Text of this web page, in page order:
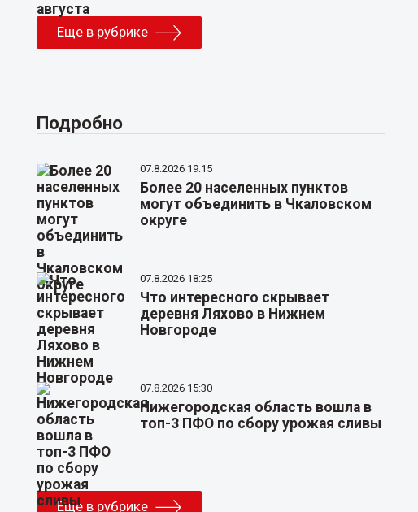
Еще в рубрике
Подробно
07.8.2026 19:15
Более 20 населенных пунктов
могут объединить в Чкаловском
округе
07.8.2026 18:25
Что интересного скрывает
деревня Ляхово в Нижнем
Новгороде
07.8.2026 15:30
Нижегородская область вошла в
топ-3 ПФО по сбору урожая сливы
Еще в рубрике